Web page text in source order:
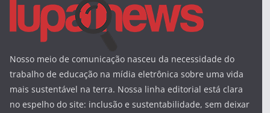
Nosso meio de comunicação nasceu da necessidade do
trabalho de educação na mídia eletrônica sobre uma vida
mais sustentável na terra. Nossa linha editorial está clara
no espelho do site: inclusão e sustentabilidade, sem deixar